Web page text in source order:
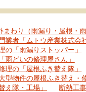
まわり（雨漏り・屋根・
業者「ムトウ産業株式会
の「雨漏りストッパー」
雨どいの修理屋さん」
理の「屋根ふき替え隊」
型物件の屋根ふき替え・
え隊・工場」
断熱工